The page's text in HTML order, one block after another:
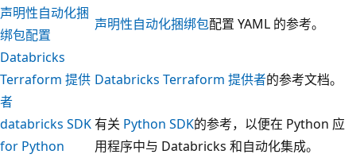
声明性自动化捆
绑包配置
声明性自动化捆绑包配置 YAML 的参考。
Databricks
Terraform 提供
者
Databricks Terraform 提供者的参考文档。
databricks SDK
for Python
有关 Python SDK的参考，以便在 Python 应
用程序中与 Databricks 和自动化集成。